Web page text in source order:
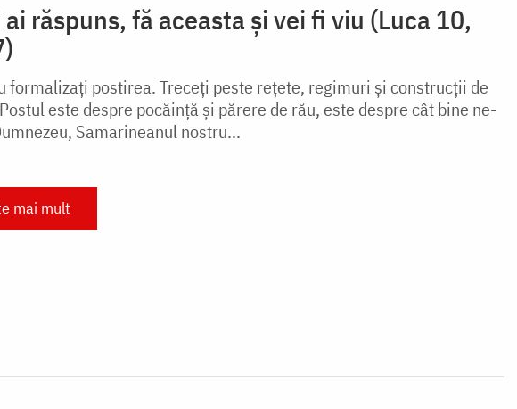
răspuns, fă aceasta și vei fi viu (Luca 10,
formalizați postirea. Treceți peste rețete, regimuri și construcții de
este despre pocăință și părere de rău, este despre cât bine ne-
Samarineanul nostru...
mai mult